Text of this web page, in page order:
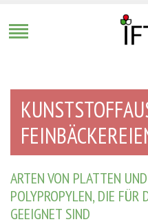
ARTEN VON PLATTEN
POLYPROPYLEN, DIE FÜR
EEIGNET SIND